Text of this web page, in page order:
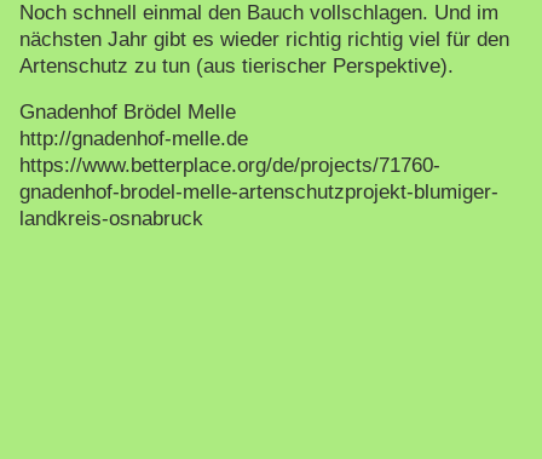
Noch schnell einmal den Bauch vollschlagen. Und im
nächsten Jahr gibt es wieder richtig richtig viel für den
Artenschutz zu tun (aus tierischer Perspektive).
Gnadenhof Brödel Melle
http://gnadenhof-melle.de
https://www.betterplace.org/de/projects/71760-
gnadenhof-brodel-melle-artenschutzprojekt-blumiger-
landkreis-osnabruck